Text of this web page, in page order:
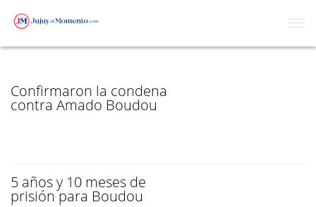
CASO CICCONE
Confirmaron la condena
contra Amado Boudou
5 años y 10 meses de
prisión para Boudou